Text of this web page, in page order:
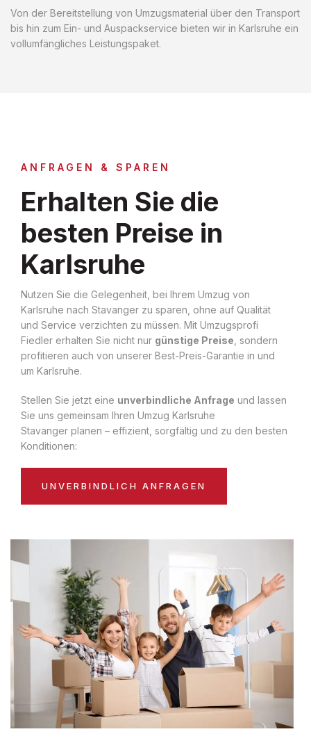
Von der Bereitstellung von Umzugsmaterial über den Transport
bis hin zum Ein- und Auspackservice bieten wir in Karlsruhe ein
vollumfängliches Leistungspaket.
ANFRAGEN & SPAREN
Erhalten Sie die
besten Preise in
Karlsruhe
Nutzen Sie die Gelegenheit, bei Ihrem Umzug von
Karlsruhe nach Stavanger zu sparen, ohne auf Qualität
und Service verzichten zu müssen. Mit Umzugsprofi
Fiedler erhalten Sie nicht nur günstige Preise , sondern
profitieren auch von unserer Best-Preis-Garantie in und
um Karlsruhe.
Stellen Sie jetzt eine unverbindliche Anfrage und lassen
Sie uns gemeinsam Ihren Umzug Karlsruhe
Stavanger planen – effizient, sorgfältig und zu den besten
Konditionen:
UNVERBINDLICH ANFRAGEN